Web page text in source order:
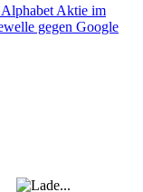
Aktie im
gegen Google